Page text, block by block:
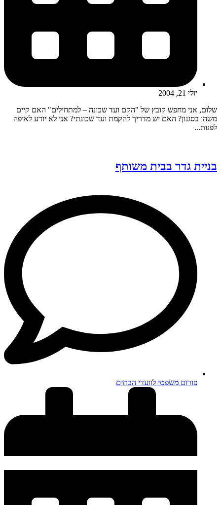
יולי 21, 2004
שלום, אני מחפש קובץ של "הקם ועד שכונה – למתחילים" האם קיים
משהו בסגנון? האם יש מדריך להקמת ועד שכונתי? אני לא יודע לאיפה
לפנות...
בניית גדר בבית משותף
פורום משפטי לוועדי הבתים